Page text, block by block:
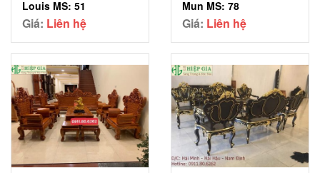
Louis MS: 51
Giá: Liên hệ
Mun MS: 78
Giá: Liên hệ